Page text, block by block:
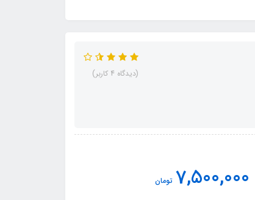
(دیدگاه 4 کاربر)
7,500,000 تومان